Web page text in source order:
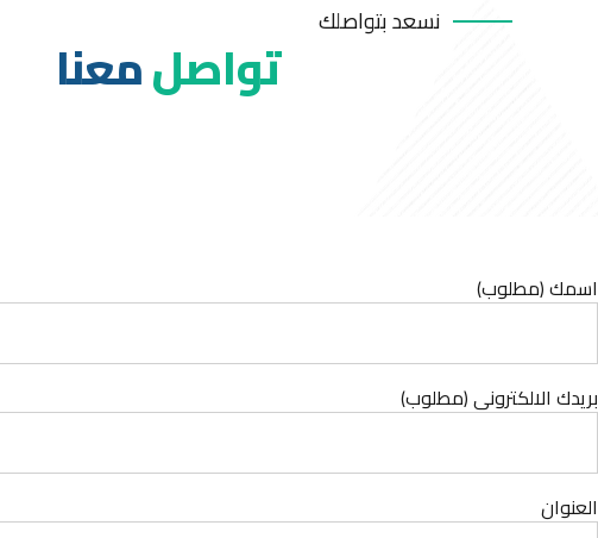
نسعد بتواصلك
تواصلمعنا
اسمك (مطلوب)
بريدك الالكتروني (مطلوب)
العنوان